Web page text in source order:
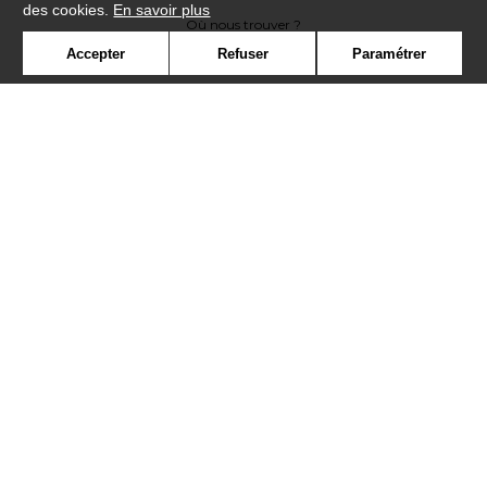
Où nous trouver ?
des cookies. En savoir plus
Accepter Refuser Paramétrer